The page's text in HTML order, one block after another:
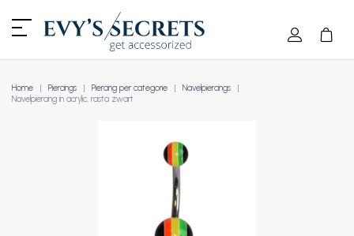
Home Piercings Piercing per categorie
Navelpiercings
Navelpiercing in acrylic, rasta zwart